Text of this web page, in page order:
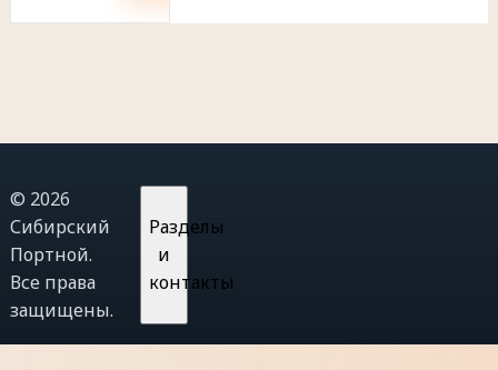
© 2026
Сибирский
Портной.
Все права
защищены.
Разделы
и
контакты